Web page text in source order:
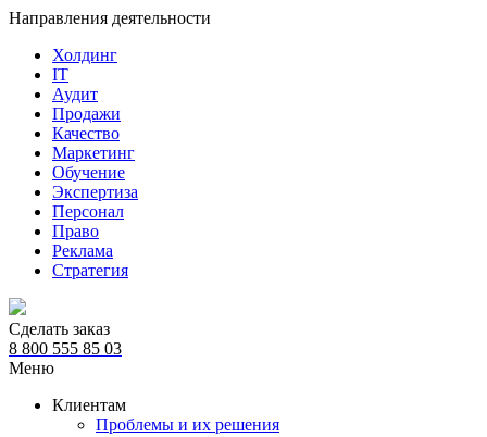
Направления деятельности
Холдинг
IT
Аудит
Продажи
Качество
Маркетинг
Обучение
Экспертиза
Персонал
Право
Реклама
Стратегия
Сделать заказ
8 800 555 85 03
Меню
Клиентам
Проблемы и их решения